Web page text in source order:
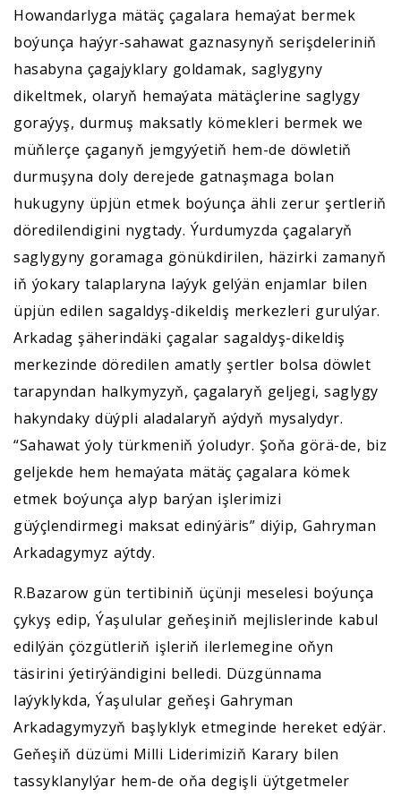
Howandarlyga mätäç çagalara hemaýat bermek
boýunça haýyr-sahawat gaznasynyň serişdeleriniň
hasabyna çagajyklary goldamak, saglygyny
dikeltmek, olaryň hemaýata mätäçlerine saglygy
goraýyş, durmuş maksatly kömekleri bermek we
müňlerçe çaganyň jemgyýetiň hem-de döwletiň
durmuşyna doly derejede gatnaşmaga bolan
hukugyny üpjün etmek boýunça ähli zerur şertleriň
döredilendigini nygtady. Ýurdumyzda çagalaryň
saglygyny goramaga gönükdirilen, häzirki zamanyň
iň ýokary talaplaryna laýyk gelýän enjamlar bilen
üpjün edilen sagaldyş-dikeldiş merkezleri gurulýar.
Arkadag şäherindäki çagalar sagaldyş-dikeldiş
merkezinde döredilen amatly şertler bolsa döwlet
tarapyndan halkymyzyň, çagalaryň geljegi, saglygy
hakyndaky düýpli aladalaryň aýdyň mysalydyr.
“Sahawat ýoly türkmeniň ýoludyr. Şoňa görä-de, biz
geljekde hem hemaýata mätäç çagalara kömek
etmek boýunça alyp barýan işlerimizi
güýçlendirmegi maksat edinýäris” diýip, Gahryman
Arkadagymyz aýtdy.
R.Bazarow gün tertibiniň üçünji meselesi boýunça
çykyş edip, Ýaşulular geňeşiniň mejlislerinde kabul
edilýän çözgütleriň işleriň ilerlemegine oňyn
täsirini ýetirýändigini belledi. Düzgünnama
laýyklykda, Ýaşulular geňeşi Gahryman
Arkadagymyzyň başlyklyk etmeginde hereket edýär.
Geňeşiň düzümi Milli Liderimiziň Karary bilen
tassyklanylýar hem-de oňa degişli üýtgetmeler